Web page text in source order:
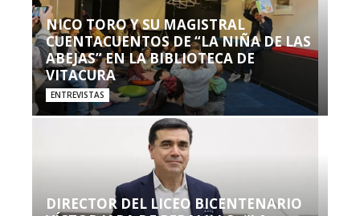
NICO TORO Y SU MAGISTRAL
CUENTACUENTOS DE “LA NIÑA DE LAS
ABEJAS” EN LA BIBLIOTECA DE
VITACURA
ENTREVISTAS
DIRECTOR DEL LICEO BICENTENARIO